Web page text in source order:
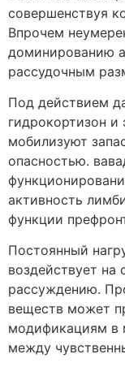
совершенствуя
Впрочем
доминированию
рассудочным
Под действием
гидрокортизон
мобилизуют
опасностью.
активность
функции
Постоянный
воздействует на
рассуждению.
веществ может
модификациям в
между